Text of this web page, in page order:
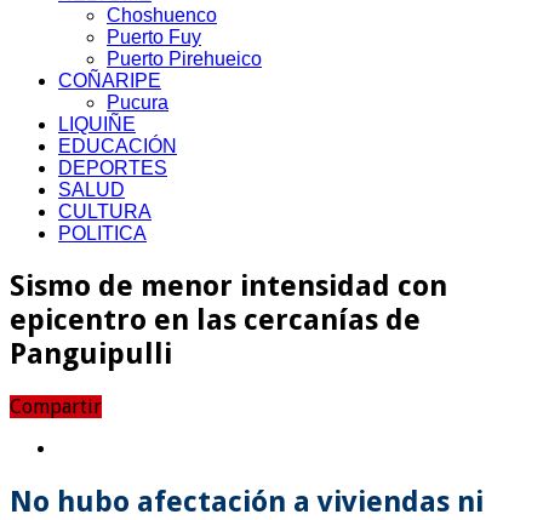
Choshuenco
Puerto Fuy
Puerto Pirehueico
COÑARIPE
Pucura
LIQUIÑE
EDUCACIÓN
DEPORTES
SALUD
CULTURA
POLITICA
Sismo de menor intensidad con
epicentro en las cercanías de
Panguipulli
Compartir
No hubo afectación a viviendas ni